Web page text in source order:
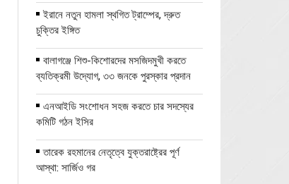
ইরানে নতুন হামলা স্থগিত ট্রাম্পের, দ্রুত
চুক্তির ইঙ্গিত
বালাগঞ্জে শিশু-কিশোরদের মসজিদমুখী করতে
ব্যতিক্রমী উদ্যোগ, ৩৩ জনকে পুরস্কার প্রদান
এনআইডি সংশোধন সহজ করতে চার সদস্যের
কমিটি গঠন ইসির
তারেক রহমানের নেতৃত্বে যুক্তরাষ্ট্রের পূর্ণ
আস্থা: সার্জিও গর